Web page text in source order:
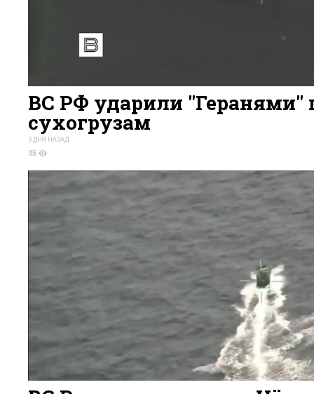
ВС РФ ударили "Геранями"
сухогрузам
3 ДНЯ НАЗАД
35